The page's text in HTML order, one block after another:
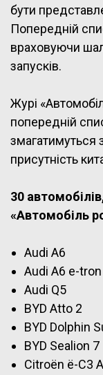
бути
Попередній
враховуючи
запусків.
Журі
попередній
змагатимуться
присутність
30
«Автомобіль
Audi A6
Audi A6 e-tron
Audi Q5
BYD Atto 2
BYD Dolphin
BYD Sealion 7
Citroën ë-C3